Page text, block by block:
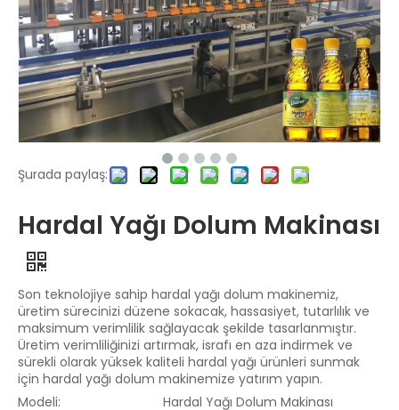
Şurada paylaş:
Hardal Yağı Dolum Makinası
Son teknolojiye sahip hardal yağı dolum makinemiz,
üretim sürecinizi düzene sokacak, hassasiyet, tutarlılık ve
maksimum verimlilik sağlayacak şekilde tasarlanmıştır.
Üretim verimliliğinizi artırmak, israfı en aza indirmek ve
sürekli olarak yüksek kaliteli hardal yağı ürünleri sunmak
için hardal yağı dolum makinemize yatırım yapın.
Modeli:
Hardal Yağı Dolum Makinası